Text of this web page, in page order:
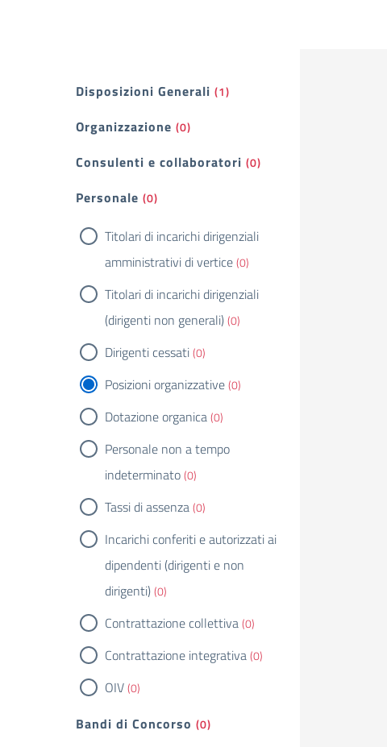
Filtri
Disposizioni Generali (1)
Organizzazione (0)
Consulenti e collaboratori (0)
Personale (0)
Titolari di incarichi dirigenziali
amministrativi di vertice(0)
Titolari di incarichi dirigenziali
(dirigenti non generali)(0)
Dirigenti cessati(0)
Posizioni organizzative(0)
Dotazione organica(0)
Personale non a tempo
indeterminato(0)
Tassi di assenza(0)
Incarichi conferiti e autorizzati ai
dipendenti (dirigenti e non
dirigenti)(0)
Contrattazione collettiva(0)
Contrattazione integrativa(0)
OIV(0)
Bandi di Concorso (0)